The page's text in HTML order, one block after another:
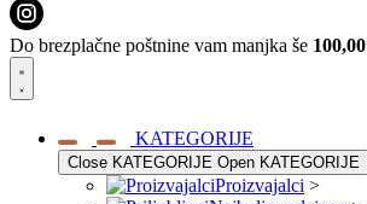
Do brezplačne poštnine vam manjka še 100,00
KATEGORIJE
Close KATEGORIJE Open KATEGORIJE
Proizvajalci >